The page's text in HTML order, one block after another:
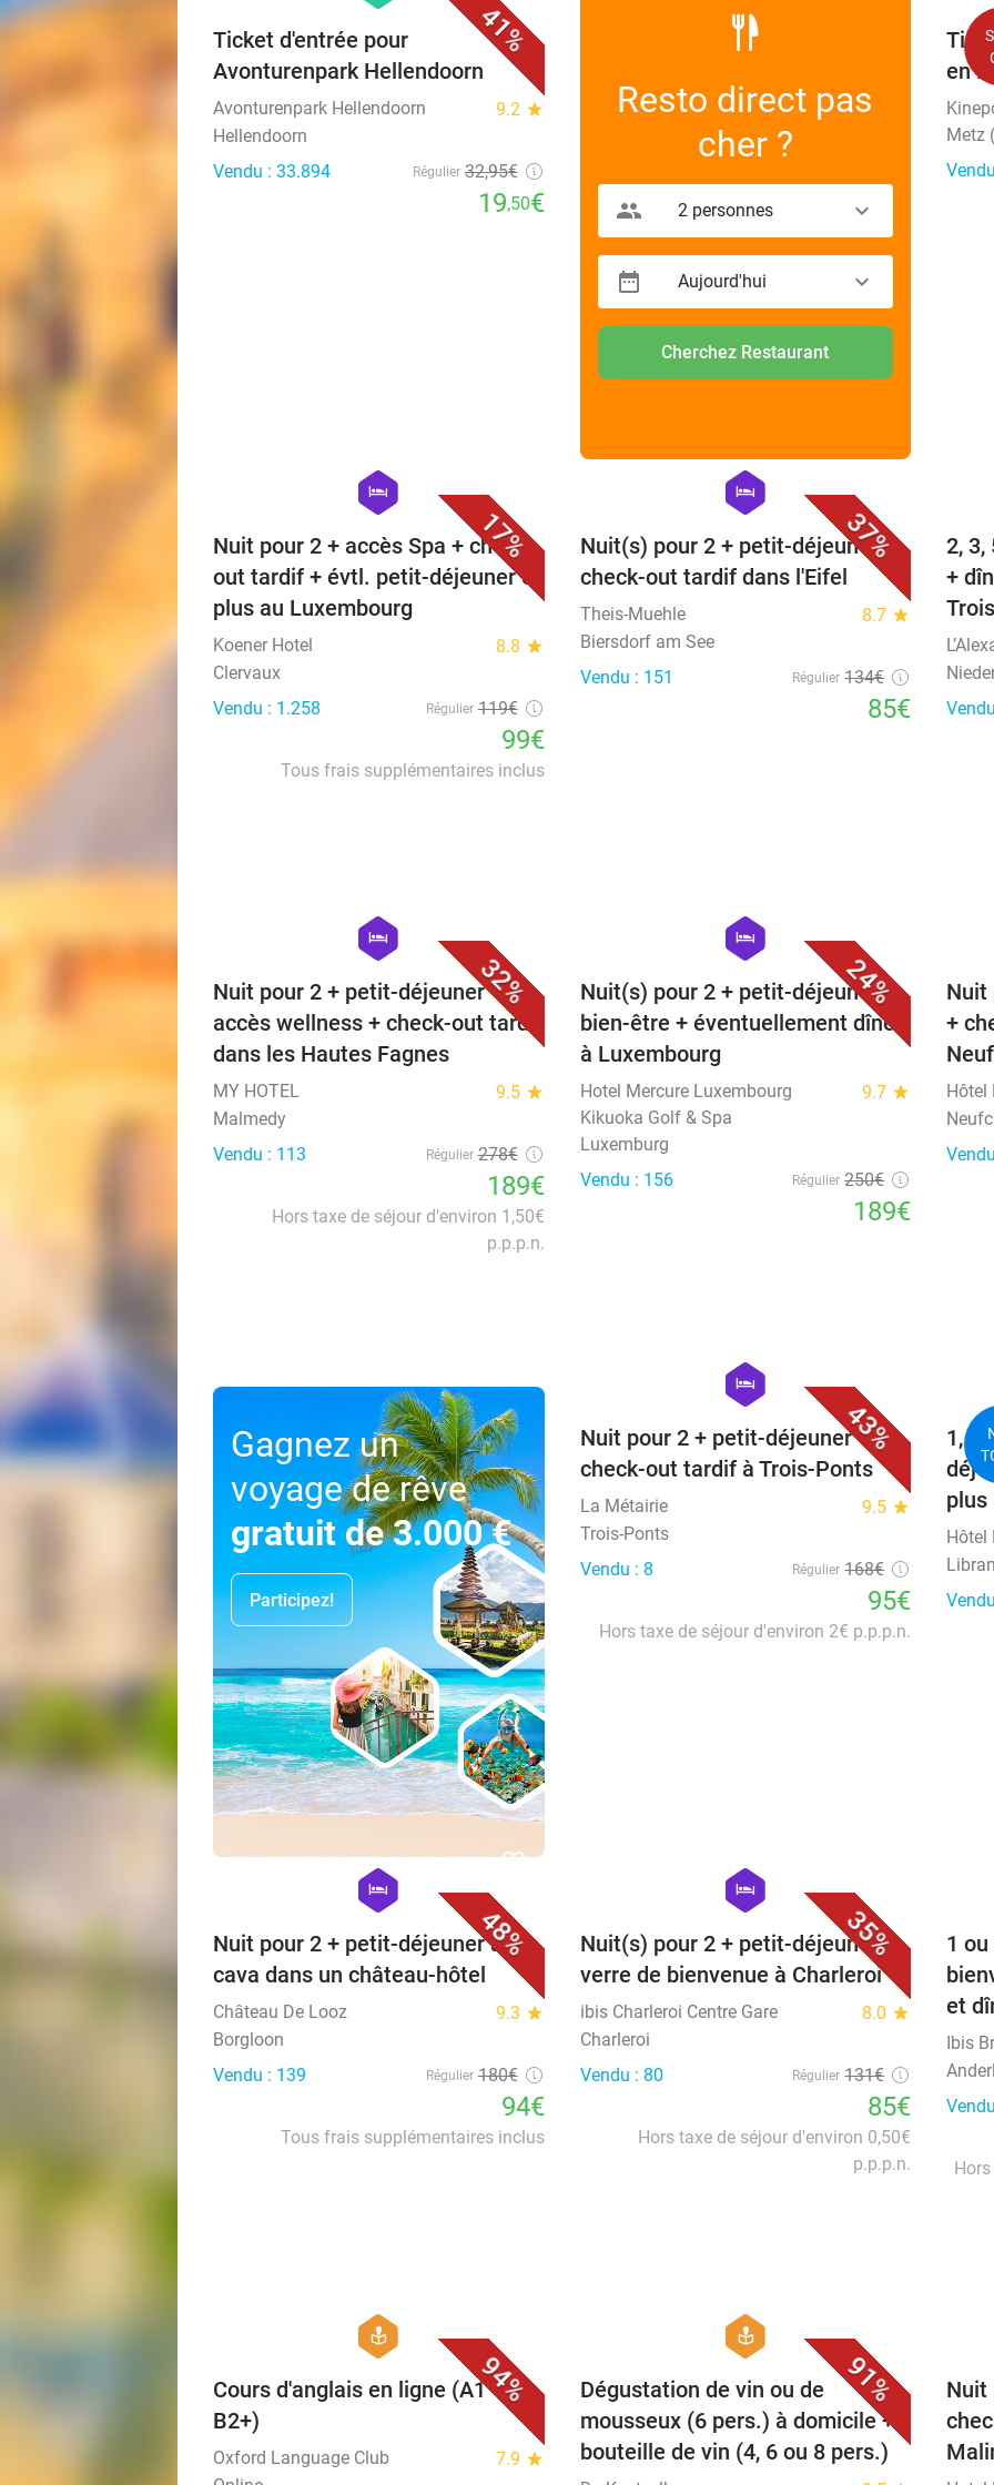
41%
Ticket d'entrée pour
Avonturenpark Hellendoorn
Avonturenpark Hellendoorn 9.2 star
Hellendoorn
Vendu : 33.894
Régulier 32,95€
19,50€
Resto direct pas
cher ?
2 personnes
Aujourd'hui
Cherchez Restaurant
en
Metz
17%
hexagon
hotel
Nuit pour 2 + accès Spa + check-
out tardif + évtl. petit-déjeuner et
plus au Luxembourg
Koener Hotel 8.8 star
Clervaux
Vendu : 1.258
Régulier 119€
99€
Tous frais supplémentaires inclus
37%
favorite_border
hexagon
hotel
Nuit(s) pour 2 + petit-déjeuner +
check-out tardif dans l'Eifel
Theis-Muehle 8.7 star
Biersdorf am See
Vendu : 151
Régulier 134€
85€
2,
+
32%
hexagon
hotel
Nuit pour 2 + petit-déjeuner +
accès wellness + check-out tardif
dans les Hautes Fagnes
MY HOTEL 9.5 star
Malmedy
Vendu : 113
Régulier 278€
189€
Hors taxe de séjour d'environ 1,50€
p.p.p.n.
24%
hexagon
hotel
Nuit(s) pour 2 + petit-déjeuner +
bien-être + éventuellement dîner
à Luxembourg
Hotel Mercure Luxembourg
Kikuoka Golf & Spa
9.7 star
Luxemburg
Vendu : 156
Régulier 250€
189€
Nuit
+
Hôtel
Gagnez un
voyage de rêve
gratuit de 3.000 €
Participez!
43%
hexagon
hotel
Nuit pour 2 + petit-déjeuner +
check-out tardif à Trois-Ponts
La Métairie 9.5 star
Trois-Ponts
Vendu : 8
Régulier 168€
95€
Hors taxe de séjour d'environ 2€ p.p.p.n.
1, 2
plus
Hôtel
48%
favorite_border
hexagon
hotel
Nuit pour 2 + petit-déjeuner avec
cava dans un château-hôtel
Château De Looz 9.3 star
Borgloon
Vendu : 139
Régulier 180€
94€
Tous frais supplémentaires inclus
35%
hexagon
hotel
Nuit(s) pour 2 + petit-déjeuner +
verre de bienvenue à Charleroi
ibis Charleroi Centre Gare 8.0 star
Charleroi
Vendu : 80
Régulier 131€
85€
Hors taxe de séjour d'environ 0,50€
p.p.p.n.
1
et
Ibis
94%
hexagon
course
Cours d'anglais en ligne (A1 -
B2+)
Oxford Language Club 7.9 star
91%
hexagon
course
Dégustation de vin ou de
mousseux (6 pers.) à domicile +
bouteille de vin (4, 6 ou 8 pers.)
Nuit